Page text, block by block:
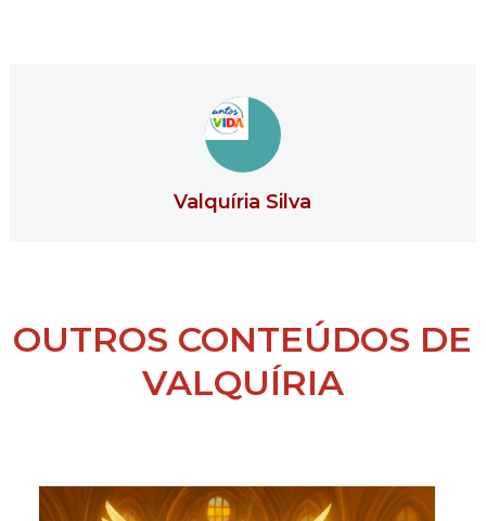
Valquíria Silva
OUTROS CONTEÚDOS DE
VALQUÍRIA